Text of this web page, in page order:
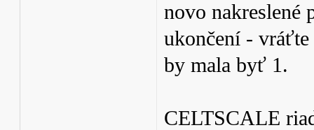
novo nakreslené
ukončení -
by mala byť 1.
CELTSCALE